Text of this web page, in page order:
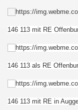
146 113 mit RE
146 113 als RE
146 113 mit RE in